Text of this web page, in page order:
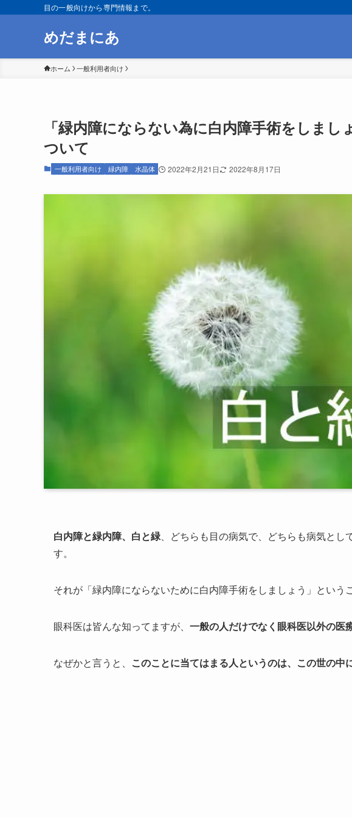
目の一般向けから専門情報まで。
めだまにあ
ホーム 一般利用者向け
「緑内障にならない為に白内障手術をしま
ついて
一般利用者向け 緑内障 水晶体 2022年2月21日 2022年8月17日
白内障と緑内障、白と緑、どちらも目の病気で、どちらも病気と
す。
それが「緑内障にならないために白内障手術をしましょう」というこ
眼科医は皆んな知ってますが、 一般の人だけでなく眼科医以外の医
なぜかと言うと、 このことに当てはまる人というのは、この世の中